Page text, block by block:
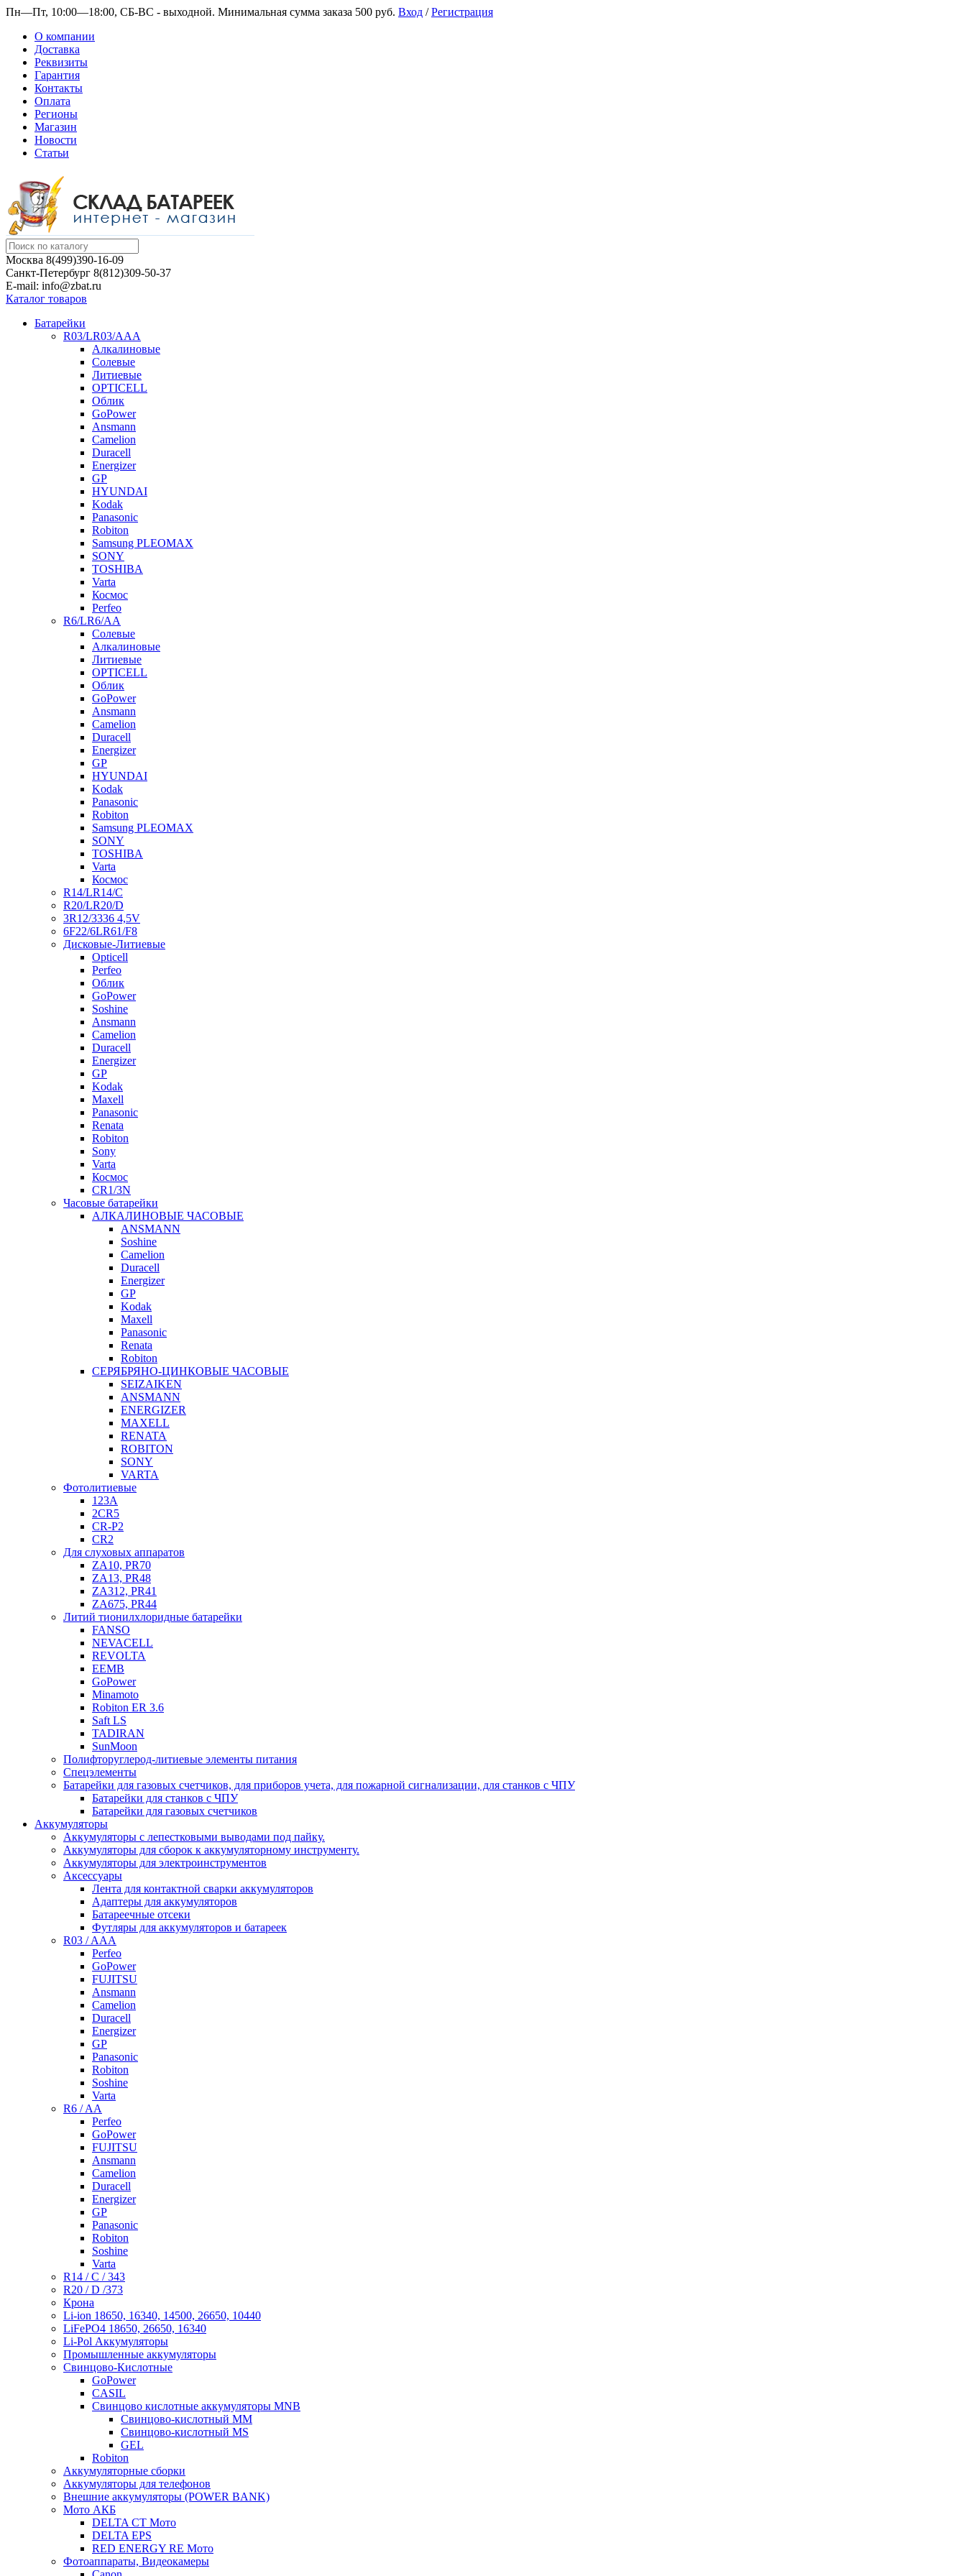
Пн—Пт, 10:00—18:00, СБ-ВС - выходной. Минимальная сумма заказа 500 руб. Вход /Регистрация
О компании
Доставка
Реквизиты
Гарантия
Контакты
Оплата
Регионы
Магазин
Новости
Статьи
Москва 8(499)390-16-09
Санкт-Петербург 8(812)309-50-37
E-mail: info@zbat.ru
Каталог товаров
Батарейки
R03/LR03/AAA
Алкалиновые
Солевые
Литиевые
OPTICELL
Облик
GoPower
Ansmann
Camelion
Duracell
Energizer
GP
HYUNDAI
Kodak
Panasonic
Robiton
Samsung PLEOMAX
SONY
TOSHIBA
Varta
Космос
Perfeo
R6/LR6/AA
Солевые
Алкалиновые
Литиевые
OPTICELL
Облик
GoPower
Ansmann
Camelion
Duracell
Energizer
GP
HYUNDAI
Kodak
Panasonic
Robiton
Samsung PLEOMAX
SONY
TOSHIBA
Varta
Космос
R14/LR14/C
R20/LR20/D
3R12/3336 4,5V
6F22/6LR61/F8
Дисковые-Литиевые
Opticell
Perfeo
Облик
GoPower
Soshine
Ansmann
Camelion
Duracell
Energizer
GP
Kodak
Maxell
Panasonic
Renata
Robiton
Sony
Varta
Космос
CR1/3N
Часовые батарейки
АЛКАЛИНОВЫЕ ЧАСОВЫЕ
ANSMANN
Soshine
Camelion
Duracell
Energizer
GP
Kodak
Maxell
Panasonic
Renata
Robiton
СЕРЯБРЯНО-ЦИНКОВЫЕ ЧАСОВЫЕ
SEIZAIKEN
ANSMANN
ENERGIZER
MAXELL
RENATA
ROBITON
SONY
VARTA
Фотолитиевые
123A
2CR5
CR-P2
CR2
Для слуховых аппаратов
ZA10, PR70
ZA13, PR48
ZA312, PR41
ZA675, PR44
Литий тионилхлоридные батарейки
FANSO
NEVACELL
REVOLTA
EEMB
GoPower
Minamoto
Robiton ER 3.6
Saft LS
TADIRAN
SunMoon
Полифторуглерод-литиевые элементы питания
Спецэлементы
Батарейки для газовых счетчиков, для приборов учета, для пожарной сигнализации, для станков с ЧПУ
Батарейки для станков с ЧПУ
Батарейки для газовых счетчиков
Аккумуляторы
Аккумуляторы с лепестковыми выводами под пайку.
Аккумуляторы для сборок к аккумуляторному инструменту.
Аккумуляторы для электроинструментов
Аксессуары
Лента для контактной сварки аккумуляторов
Адаптеры для аккумуляторов
Батареечные отсеки
Футляры для аккумуляторов и батареек
R03 / AAA
Perfeo
GoPower
FUJITSU
Ansmann
Camelion
Duracell
Energizer
GP
Panasonic
Robiton
Soshine
Varta
R6 / AA
Perfeo
GoPower
FUJITSU
Ansmann
Camelion
Duracell
Energizer
GP
Panasonic
Robiton
Soshine
Varta
R14 / C / 343
R20 / D /373
Крона
Li-ion 18650, 16340, 14500, 26650, 10440
LiFePO4 18650, 26650, 16340
Li-Pol Аккумуляторы
Промышленные аккумуляторы
Свинцово-Кислотные
GoPower
CASIL
Свинцово кислотные аккумуляторы MNB
Cвинцово-кислотный MM
Cвинцово-кислотный MS
GEL
Robiton
Аккумуляторные сборки
Аккумуляторы для телефонов
Внешние аккумуляторы (POWER BANK)
Мото АКБ
DELTA CT Мото
DELTA EPS
RED ENERGY RE Мото
Фотоаппараты, Видеокамеры